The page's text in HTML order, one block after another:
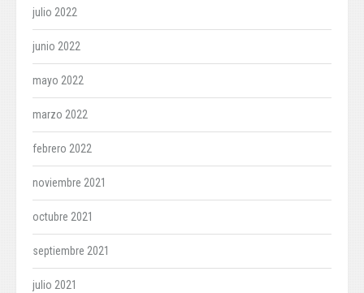
julio 2022
junio 2022
mayo 2022
marzo 2022
febrero 2022
noviembre 2021
octubre 2021
septiembre 2021
julio 2021